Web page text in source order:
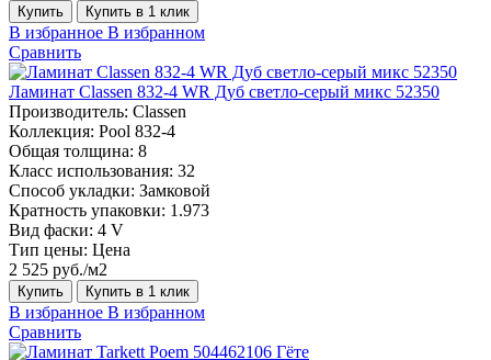
Купить Купить в 1 клик
В избранное В избранном
Сравнить
Ламинат Classen 832-4 WR Дуб светло-серый микс 52350
Производитель: Classen
Коллекция: Pool 832-4
Общая толщина: 8
Класс использования: 32
Способ укладки: Замковой
Кратность упаковки: 1.973
Вид фаски: 4 V
Тип цены: Цена
2 525 руб./м2
Купить Купить в 1 клик
В избранное В избранном
Сравнить